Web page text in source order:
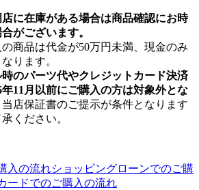
に在庫がある場合は商品確認にお時
がございます。
商品は代金が50万円未満、現金のみ
ります。
のパーツ代やクレジットカード決済
11月以前にご購入の方は対象外とな
当店保証書のご提示が条件となります
ください。
入の流れショッピングローンでのご購
ードでのご購入の流れ